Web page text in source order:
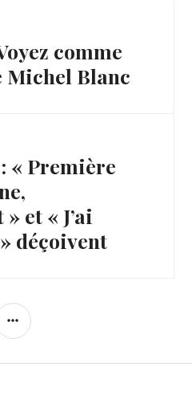
comme
Michel Blanc
« Première
et « J’ai
déçoivent
COLONNE